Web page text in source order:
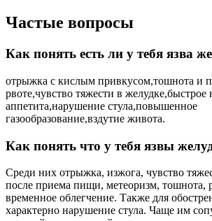
Частые вопросы
Как понять есть ли у тебя язва
отрыжка с кислым привкусом,тошнота и
рвоте,чувство тяжести в
аппетита,нарушение стула,повышенное
газообразование,вздутие живота.
Как понять что у тебя язвы
Среди них отрыжка, изжога, чувство
после приема пищи, метеоризм, тошнота,
временное облегчение. Также для
характерно нарушение стула. Чаще им